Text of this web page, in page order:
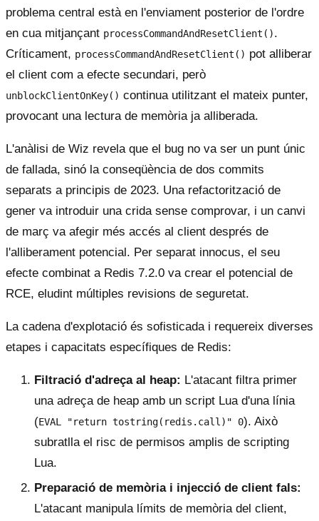
problema central està en l'enviament posterior de l'ordre
en cua mitjançant processCommandAndResetClient().
Críticament, processCommandAndResetClient() pot alliberar
el client com a efecte secundari, però
unblockClientOnKey() continua utilitzant el mateix punter,
provocant una lectura de memòria ja alliberada.
L'anàlisi de Wiz revela que el bug no va ser un punt únic
de fallada, sinó la conseqüència de dos commits
separats a principis de 2023. Una refactorització de
gener va introduir una crida sense comprovar, i un canvi
de març va afegir més accés al client després de
l'alliberament potencial. Per separat innocus, el seu
efecte combinat a Redis 7.2.0 va crear el potencial de
RCE, eludint múltiples revisions de seguretat.
La cadena d'explotació és sofisticada i requereix diverses
etapes i capacitats específiques de Redis:
Filtració d'adreça al heap: L'atacant filtra primer
una adreça de heap amb un script Lua d'una línia
(EVAL "return tostring(redis.call)" 0). Això
subratlla el risc de permisos amplis de scripting
Lua.
Preparació de memòria i injecció de client fals:
L'atacant manipula límits de memòria del client,